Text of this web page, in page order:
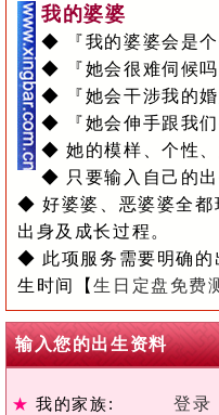
我的婆婆
◆ 『我的婆婆会是个
◆ 『她会很难伺候吗
◆ 『她会干涉我的婚
◆ 『她会伸手跟我们
◆ 她的模样、个性、
◆ 只要输入自己的出
◆ 好婆婆、恶婆婆全都
出身及成长过程。
◆ 此项服务需要明确的
生时间【生日定盘免费
输入您的出生资料
★我的家族: 登录